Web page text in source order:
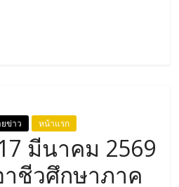
ข่าว หน้าแรก
มีนาคม 2569
ชีวศึกษาภาค